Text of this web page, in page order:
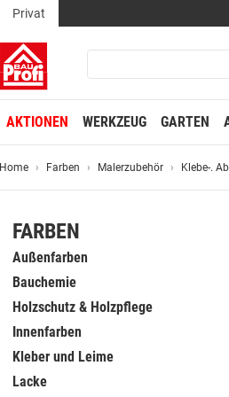
Privat
AKTIONEN WERKZEUG GARTEN
Home Farben Malerzubehör Klebe-.
FARBEN
Außenfarben
Bauchemie
Holzschutz & Holzpflege
Innenfarben
Kleber und Leime
Lacke